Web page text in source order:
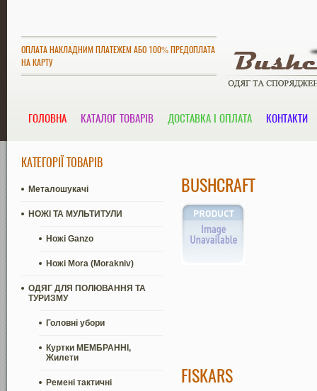
ОПЛАТА НАКЛАДНИМ ПЛАТЕЖЕМ АБО 100% ПРЕДОПЛАТА
НА КАРТУ
ГОЛОВНА КАТАЛОГ ТОВАРІВ ДОСТАВКА І ОПЛАТА КОНТАКТИ
КАТЕГОРІЇ ТОВАРІВ
Металошукачі
НОЖІ ТА МУЛЬТИТУЛИ
Ножі Ganzo
Ножі Mora (Morakniv)
ОДЯГ ДЛЯ ПОЛЮВАННЯ ТА
ТУРИЗМУ
Головні убори
Куртки МЕМБРАННІ,
Жилети
Ремені тактичні
BUSHCRAFT
FISKARS